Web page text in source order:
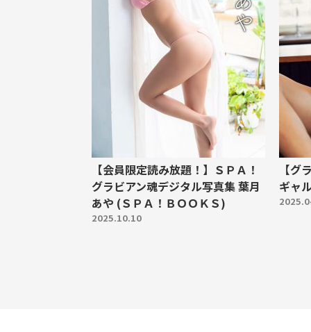
【会員限定読み放題！】ＳＰＡ！
グラビアン魂デジタル写真集 葉月
あや (ＳＰＡ！ＢＯＯＫＳ)
2025.10.10
【グ
ギャ